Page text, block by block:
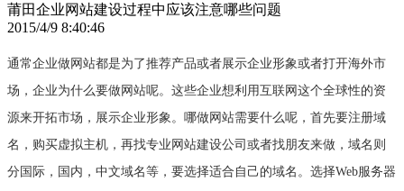
莆田企业网站建设过程中应该注意哪些问题
2015/4/9 8:40:46
通常企业做网站都是为了推荐产品或者展示企业形象或者打开海外市
场，企业为什么要做网站呢。这些企业想利用互联网这个全球性的资
源来开拓市场，展示企业形象。哪做网站需要什么呢，首先要注册域
名，购买虚拟主机，再找专业网站建设公司或者找朋友来做，域名则
分国际，国内，中文域名等，要选择适合自己的域名。选择Web服务器